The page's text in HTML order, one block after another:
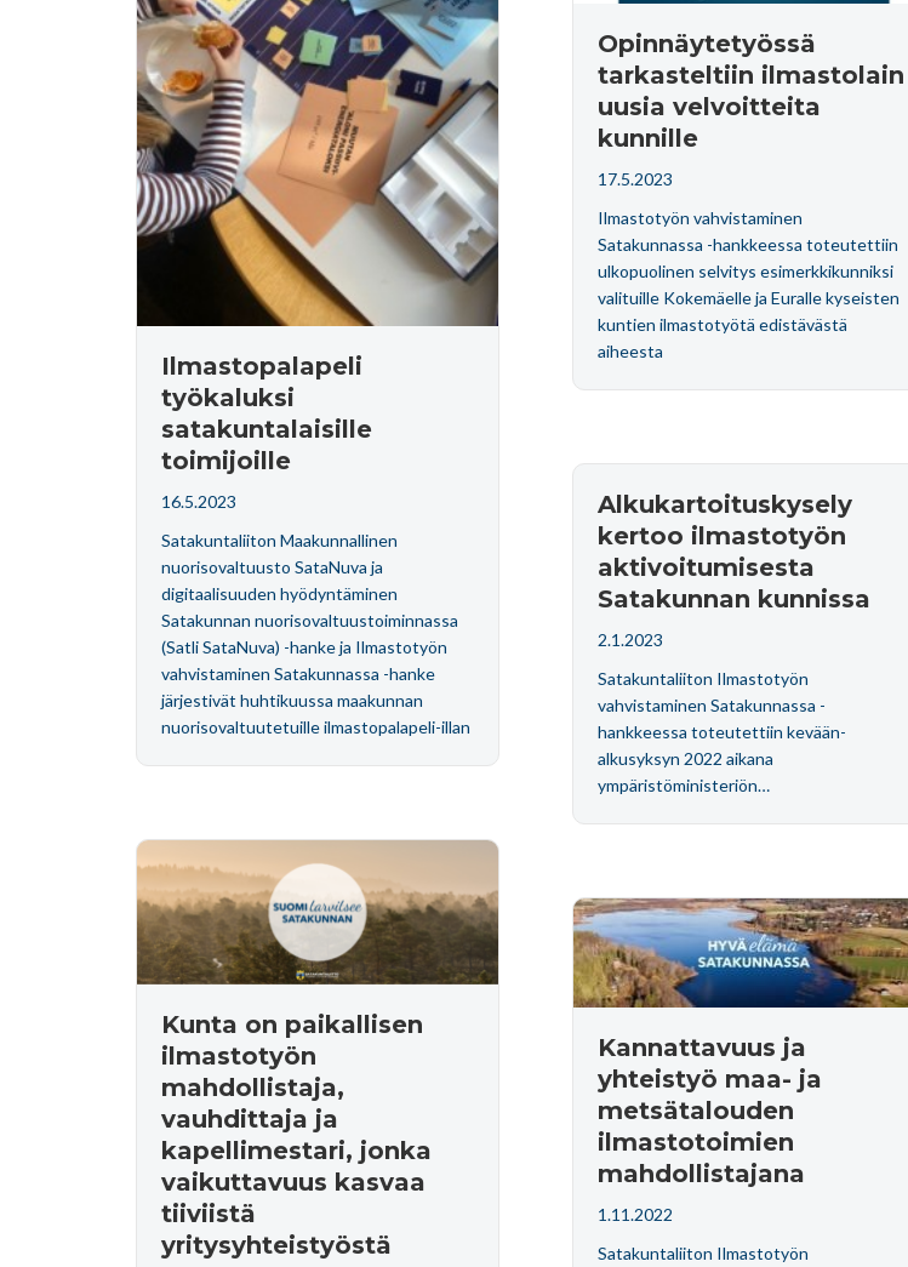
Opinnäytetyössä
tarkasteltiin ilmastolain
uusia velvoitteita
kunnille
17.5.2023
Ilmastotyön vahvistaminen
Satakunnassa -hankkeessa toteutettiin
ulkopuolinen selvitys esimerkkikunniksi
valituille Kokemäelle ja Euralle kyseisten
kuntien ilmastotyötä edistävästä
aiheesta
Ilmastopalapeli
työkaluksi
satakuntalaisille
toimijoille
16.5.2023
Satakuntaliiton Maakunnallinen
nuorisovaltuusto SataNuva ja
digitaalisuuden hyödyntäminen
Satakunnan nuorisovaltuustoiminnassa
(Satli SataNuva) -hanke ja Ilmastotyön
vahvistaminen Satakunnassa -hanke
järjestivät huhtikuussa maakunnan
nuorisovaltuutetuille ilmastopalapeli-illan
Alkukartoituskysely
kertoo ilmastotyön
aktivoitumisesta
Satakunnan kunnissa
2.1.2023
Satakuntaliiton Ilmastotyön
vahvistaminen Satakunnassa -
hankkeessa toteutettiin kevään-
alkusyksyn 2022 aikana
ympäristöministeriön…
Kunta on paikallisen
ilmastotyön
mahdollistaja,
vauhdittaja ja
kapellimestari, jonka
vaikuttavuus kasvaa
tiiviistä
yritysyhteistyöstä
Kannattavuus ja
yhteistyö maa- ja
metsätalouden
ilmastotoimien
mahdollistajana
1.11.2022
Satakuntaliiton Ilmastotyön